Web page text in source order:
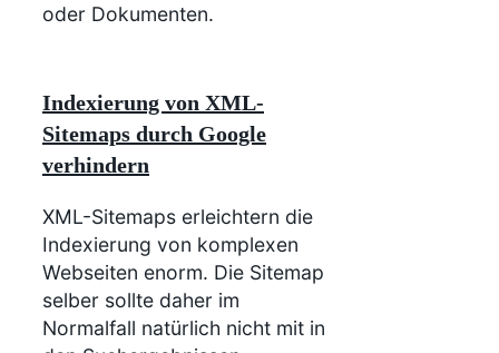
oder Dokumenten.
Indexierung von XML-
Sitemaps durch Google
verhindern
XML-Sitemaps erleichtern die
Indexierung von komplexen
Webseiten enorm. Die Sitemap
selber sollte daher im
Normalfall natürlich nicht mit in